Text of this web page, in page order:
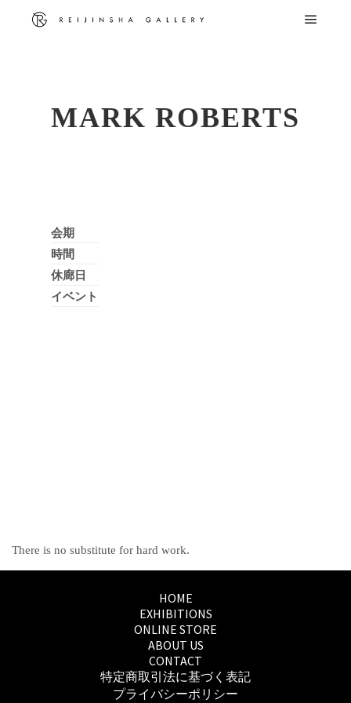
MARK ROBERTS
会期
時間
休廊日
イベント
There is no substitute for hard work.
HOME
EXHIBITIONS
ONLINE STORE
ABOUT US
CONTACT
特定商取引法に基づく表記
プライバシーポリシー